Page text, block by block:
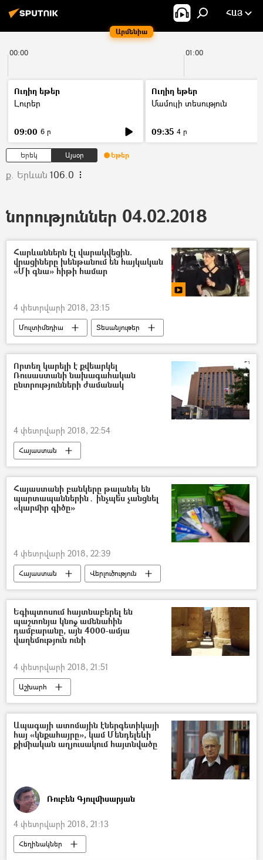
Արմենիա
ՀԱՅ
00:00 01:00
Ուղիղ եթեր
Լուրեր
09:00 6 ր
Ուղիղ եթեր
Մամուլի տեսություն
09:35 4 ր
Երեկ Այսօր Եթեր
ք. Երևան 106.0
նորություններ 04.02.2018
Հարևաններն էլ վարակվեցին.
վրացիները խենթանում են հայկական
«Մի գնա» հիթի համար
4 փետրվարի 2018, 23:15
Մուլտիմեդիա Տեսանյութեր
Որտեղ կարելի է քվեարկել
Ռուսաստանի նախագահական
ընտրությունների ժամանակ
4 փետրվարի 2018, 22:54
Հայաստան
Հայաստանի բանկերը թալանել են
պարտապաններին․ ինչպե՞ս չանցնել
«կարմիր գիծը»
4 փետրվարի 2018, 22:39
Հայաստան Վերլուծություն
Եգիպտոսում հայտնաբերել են
պաշտոնյա կնոջ ամենահին
դամբարանը, այն 4000-ամյա
վաղեմություն ունի
4 փետրվարի 2018, 21:51
Աշխարհ
Ապագայի ատոմային էներգետիկայի
հայ «կնքահայրը», կամ Մենդելեևի
քիմիական աղյուսակում հայտնվածը
Ռուբեն Գյուլմիսարյան
4 փետրվարի 2018, 21:13
Հեղինակներ